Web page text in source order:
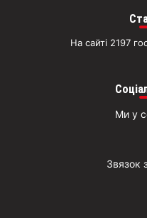
На сайті 2197
Ми у
Звязок